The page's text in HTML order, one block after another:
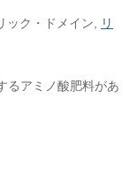
ック・ドメイン,
リ
るアミノ酸肥料があ